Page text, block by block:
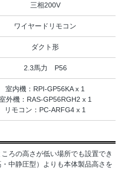
三相200V
ワイヤードリモコン
ダクト形
2.3馬力 P56
室内機：RPI-GP56KA x 1
外機：RAS-GP56RGH2 x 1
リモコン：PC-ARFG4 x 1
ろの高さが低い場所でも設置でき
中静圧型）よりも本体製品高さを